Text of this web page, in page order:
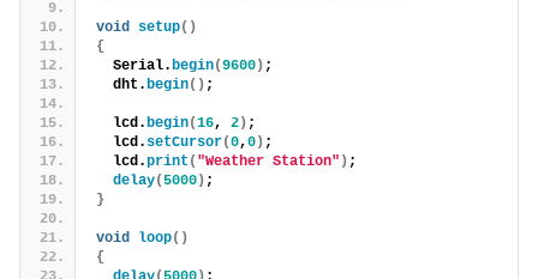
void setup()
{
  Serial.
begin(9600) ;
  dht.
begin() ;
  lcd.
begin(16, 2) ;
  lcd.
setCursor(0,0) ;
  lcd.
print ( "Weather Station" ) ;
delay(5000) ;
}
void loop()
{